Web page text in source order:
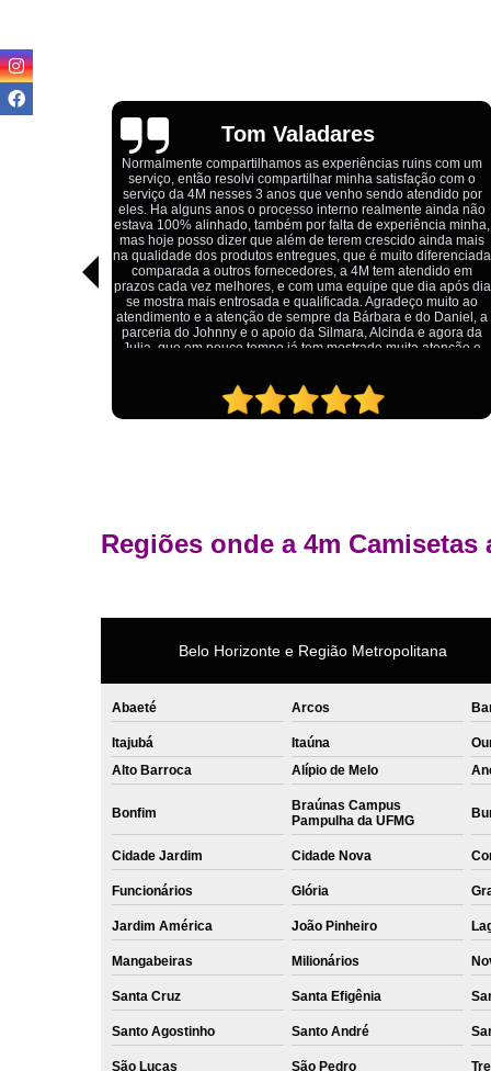
Igor Cordeiro
Estou extremamente satisfeito com o serviço da 4M
Eles forneceram uniformes para a minha pizzaria, e a
qualidade das camisetas é excelente. O tecido é confortável,
impressão está impecável, e o preço foi justo,
considerando a alta qualidade do produto. Além disso, o
atendimento foi ágil e atencioso, desde o primeiro contato
entrega dos uniformes. Com certeza, recomendo a 4M
Camisetas para quem procura uniformes de qualidade e
ótimo custo-benefício.
Regiões onde a 4m Camisetas
Belo Horizonte e Região Metropolitana
Abaeté Arcos
Itajubá Itaúna
Alto Barroca
Alípio de Melo
Bonfim
Braúnas Campus
Pampulha da UFMG
Cidade Jardim Cidade Nova
Funcionários Glória
Jardim América João Pinheiro
Mangabeiras Milionários
Santa Cruz Santa Efigênia
Santo Agostinho Santo André
São Lucas São Pedro